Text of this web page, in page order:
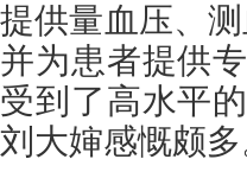
提供量血压、
并为患者提供
受到了高水平
刘大婶感慨颇多